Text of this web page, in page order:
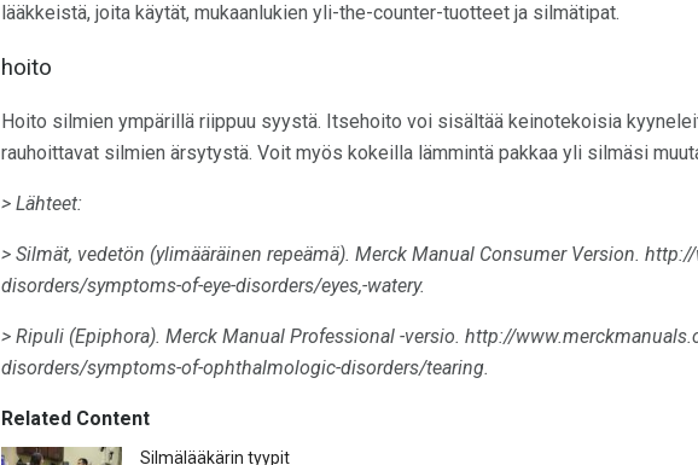
lääkkeistä, joita käytät, mukaanlukien yli-the-counter-tuotteet ja silmätipat.
hoito
Hoito silmien ympärillä riippuu syystä. Itsehoito voi sisältää keinotekoisia
rauhoittavat silmien ärsytystä. Voit myös kokeilla lämmintä pakkaa yli silmäsi
> Lähteet:
> Silmät, vedetön (ylimääräinen repeämä). Merck Manual Consumer Version. http://
disorders/symptoms-of-eye-disorders/eyes,-watery.
> Ripuli (Epiphora). Merck Manual Professional -versio. http://
disorders/symptoms-of-ophthalmologic-disorders/tearing.
Related Content
Silmälääkärin tyypit